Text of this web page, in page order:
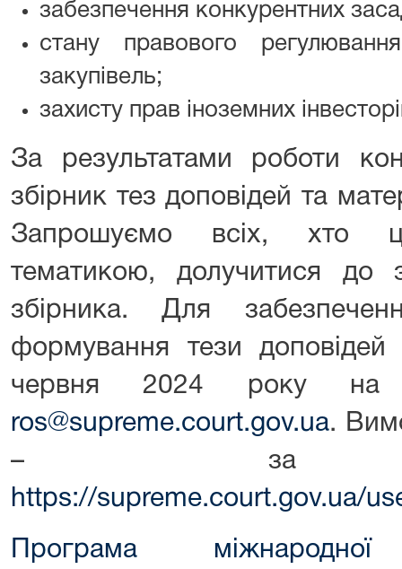
забезпечення конкурентних
стану правового
закупівель;
захисту прав іноземних
За результатами роботи
збірник тез доповідей та
Запрошуємо всіх, хто
тематикою, долучитися до
збірника. Для
формування тези
червня 2024 року на
ros@supreme.court.gov.ua.
– за
https://supreme.court.gov.ua/
Програма міжнародної